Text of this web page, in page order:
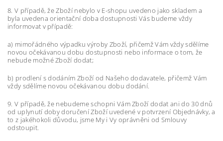
8. V případě, že Zboží nebylo v E-shopu uvedeno jako skladem a
byla uvedena orientační doba dostupnosti Vás budeme vždy
informovat v případě:
a) mimořádného výpadku výroby Zboží, přičemž Vám vždy sdělíme
novou očekávanou dobu dostupnosti nebo informace o tom, že
nebude možné Zboží dodat;
b) prodlení s dodáním Zboží od Našeho dodavatele, přičemž Vám
vždy sdělíme novou očekávanou dobu dodání.
9. V případě, že nebudeme schopni Vám Zboží dodat ani do 30 dnů
od uplynutí doby doručení Zboží uvedené v potvrzení Objednávky, a
to z jakéhokoli důvodu, jsme My i Vy oprávněni od Smlouvy
odstoupit.